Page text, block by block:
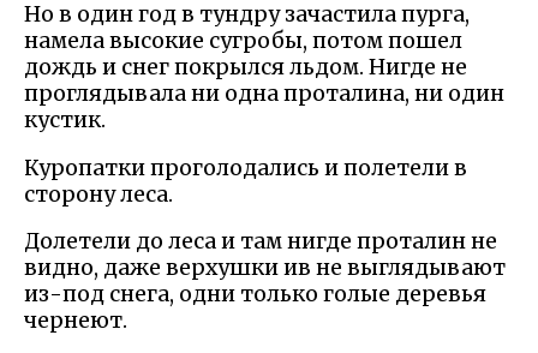
Но в один год в тундру зачастила пурга,
намела высокие сугробы, потом пошел
дождь и снег покрылся льдом. Нигде не
проглядывала ни одна проталина, ни один
кустик.
Куропатки проголодались и полетели в
сторону леса.
Долетели до леса и там нигде проталин не
видно, даже верхушки ив не выглядывают
из-под снега, одни только голые деревья
чернеют.